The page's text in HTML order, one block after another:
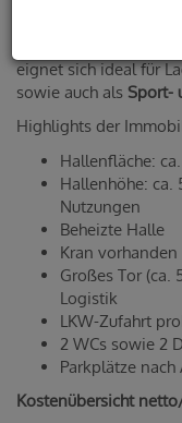
Lage in Hönigtal bei
Die Halle überzeugt
eignet sich ideal für
sowie auch als Sport-
Highlights der
Hallenfläche:
Hallenhöhe: ca.
Nutzungen
Beheizte Halle
Kran
Großes Tor
Logistik
LKW-Zufahrt
2 WCs sowie 2
Parkplätze
Kostenübersicht